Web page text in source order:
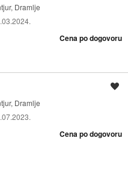
Dramlje
Cena po dogovoru
Dramlje
Cena po dogovoru